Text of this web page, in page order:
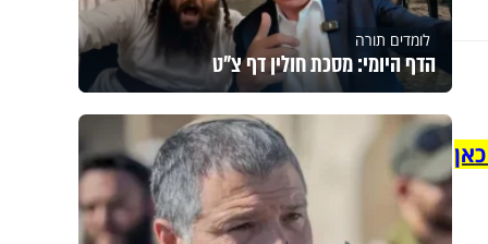
לומדים תורה
הדף היומי: מסכת חולין דף צ"ט